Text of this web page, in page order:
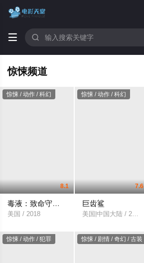
 
惊悚频道
惊悚 / 动作 / 科幻
8.1
毒液：致命守护者
美国 / 2018
惊悚 / 动作 / 科幻
7.6
巨齿鲨
美国|中国大陆 / 2018
惊悚 / 动作 / 犯罪 惊悚 / 剧情 / 奇幻 / 古装